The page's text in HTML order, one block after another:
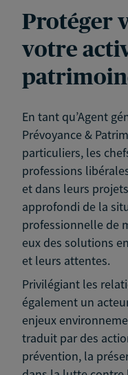
Protéger
votre
En tant qu’Agent
Prévoyance &
particuliers, les
professions
et dans leurs
approfondi de la
professionnelle de
eux des solutions
et leurs attentes.
Privilégiant les
également un
enjeux
traduit par des
prévention, la